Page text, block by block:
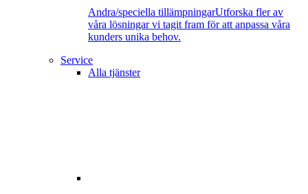
Andra/speciella tillämpningarUtforska fler av
våra lösningar vi tagit fram för att anpassa våra
kunders unika behov.
Service
Alla tjänster